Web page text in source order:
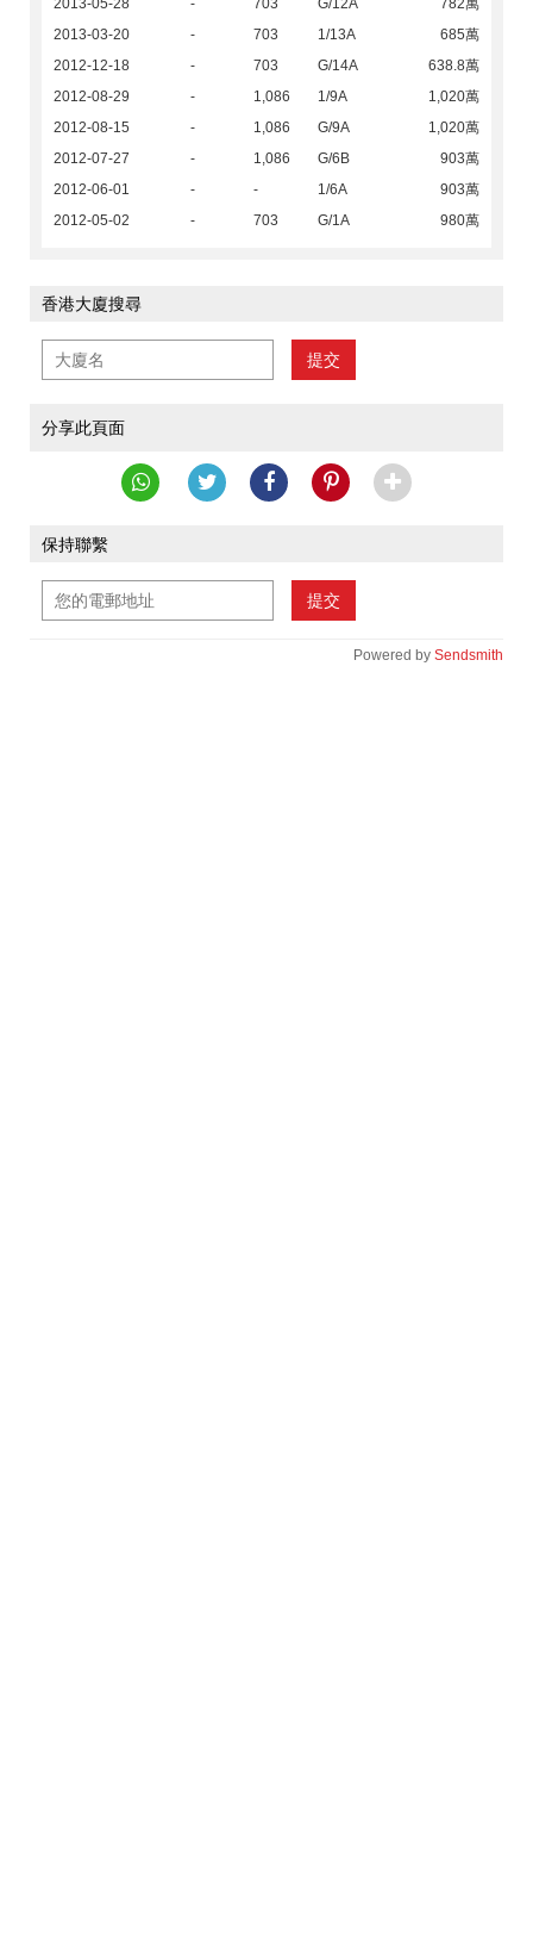
2013-05-28
- 703 G/12A
782萬
2013-03-20
- 703 1/13A
685萬
2012-12-18
- 703 G/14A
638.8萬
2012-08-29
- 1,086 1/9A
1,020萬
2012-08-15
- 1,086 G/9A
1,020萬
2012-07-27
- 1,086 G/6B
903萬
2012-06-01
- - 1/6A
903萬
2012-05-02
- 703 G/1A 980萬
香港大廈搜尋
提交
分享此頁面
保持聯繫
提交
Powered by Sendsmith